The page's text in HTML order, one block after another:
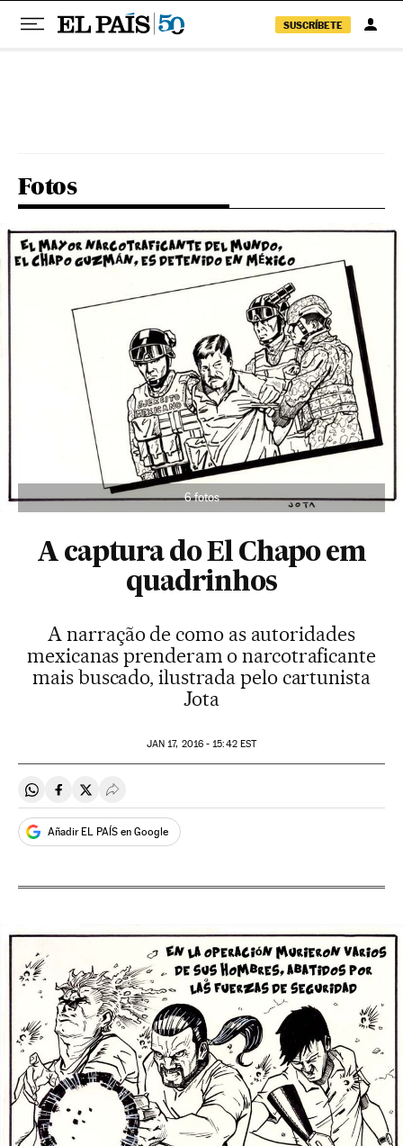
SUSCRÍBETE
Fotos
6 fotos
A captura do El Chapo em
quadrinhos
A narração de como as autoridades
mexicanas prenderam o narcotraficante
mais buscado, ilustrada pelo cartunista
Jota
JAN 17, 2016 - 15:42EST
Compartir en Whatsapp
Compartir en Facebook
Compartir en Twitter
Desplegar Redes Sociales
Añadir EL PAÍS en Google